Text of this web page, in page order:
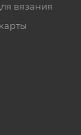
вязания